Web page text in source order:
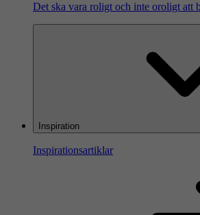
Det ska vara roligt och inte oroligt att
Inspiration
Inspirationsartiklar